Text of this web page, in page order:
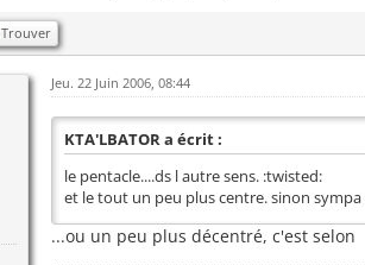
Trouver
Jeu. 22 Juin 2006, 08:44
KTA'LBATOR a écrit :
le pentacle....ds l autre sens. :twisted:
et le tout un peu plus centre. sinon sympa
...ou un peu plus décentré, c'est selon